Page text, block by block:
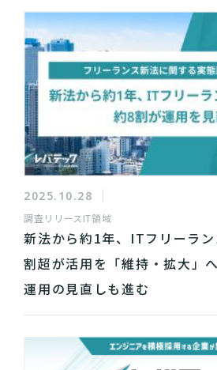
2025.10.28
調査リリース IT領域
新法から約1年、ITフリーラ
割超が活用を「維持・拡大」
運用の見直しも進む